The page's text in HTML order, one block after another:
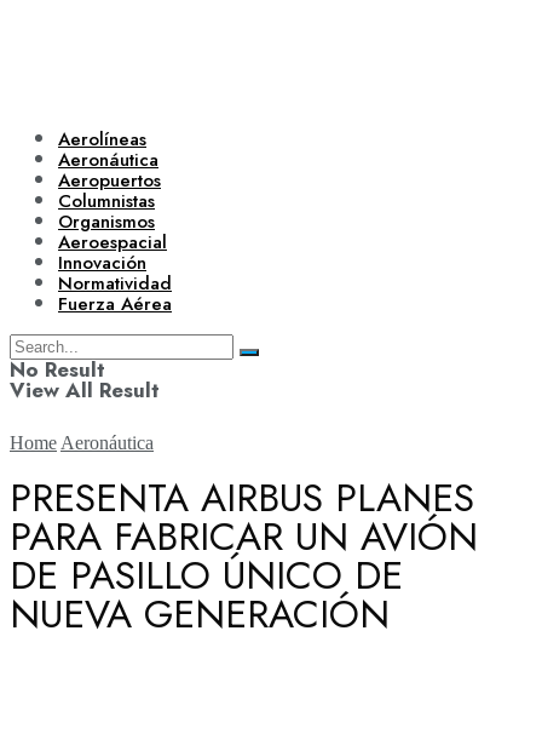
Aerolíneas
Aeronáutica
Aeropuertos
Columnistas
Organismos
Aeroespacial
Innovación
Normatividad
Fuerza Aérea
No Result
View All Result
Aerolíneas
Aeronáutica
Home Aeronáutica
PRESENTA AIRBUS PLANES
PARA FABRICAR UN AVIÓN
DE PASILLO ÚNICO DE
NUEVA GENERACIÓN